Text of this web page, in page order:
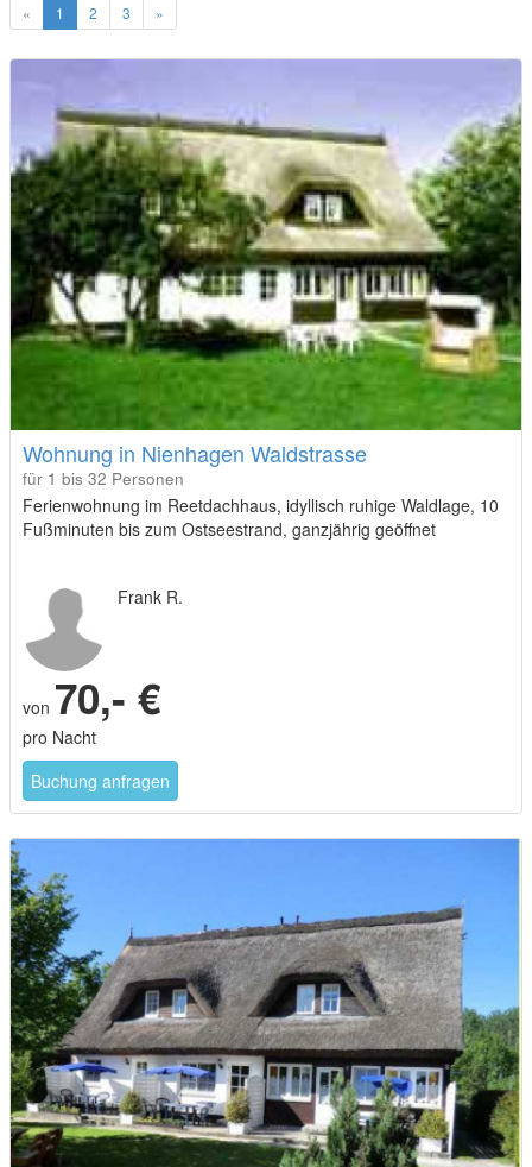
« 1 2 3 »
Wohnung in Nienhagen Waldstrasse
für 1 bis 32 Personen
Ferienwohnung im Reetdachhaus, idyllisch ruhige Waldlage, 10
Fußminuten bis zum Ostseestrand, ganzjährig geöffnet
Frank R.
von 70,- €
pro Nacht
Buchung anfragen